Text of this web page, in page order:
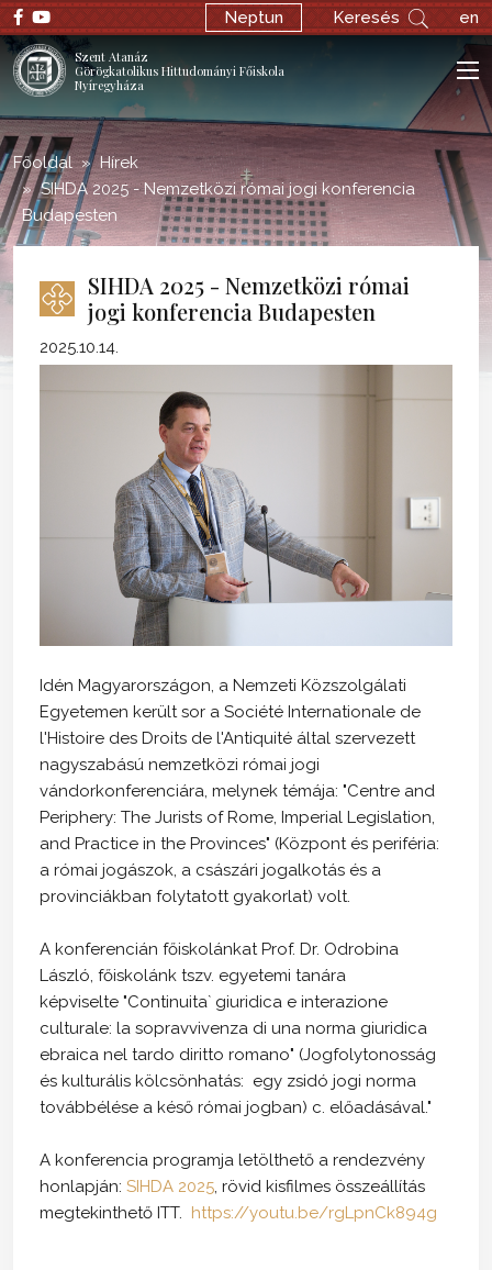
; Neptun Keresés en
Szent Atanáz
Görögkatolikus Hittudományi Főiskola
Nyíregyháza
Főoldal
Hírek
SIHDA 2025 - Nemzetközi római jogi konferencia
Budapesten
SIHDA 2025 - Nemzetközi római
jogi konferencia Budapesten
2025.10.14.
Idén Magyarországon, a Nemzeti Közszolgálati
Egyetemen került sor a Société Internationale de
l'Histoire des Droits de l'Antiquité által szervezett
nagyszabású nemzetközi római jogi
vándorkonferenciára, melynek témája: "Centre and
Periphery: The Jurists of Rome, Imperial Legislation,
and Practice in the Provinces" (Központ és periféria:
a római jogászok, a császári jogalkotás és a
provinciákban folytatott gyakorlat) volt.
A konferencián főiskolánkat Prof. Dr. Odrobina
László, főiskolánk tszv. egyetemi tanára
képviselte "Continuita` giuridica e interazione
culturale: la sopravvivenza di una norma giuridica
ebraica nel tardo diritto romano" (Jogfolytonosság
és kulturális kölcsönhatás: egy zsidó jogi norma
továbbélése a késő római jogban) c. előadásával."
A konferencia programja letölthető a rendezvény
honlapján: SIHDA 2025, rövid kisfilmes összeállítás
megtekinthető ITT. https://youtu.be/rgLpnCk894g